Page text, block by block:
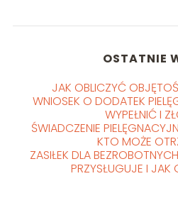
OSTATNIE
JAK OBLICZYĆ
WNIOSEK O DODATEK
WYPEŁNIĆ I
ŚWIADCZENIE
KTO MOŻE
ZASIŁEK DLA
PRZYSŁUGUJE I